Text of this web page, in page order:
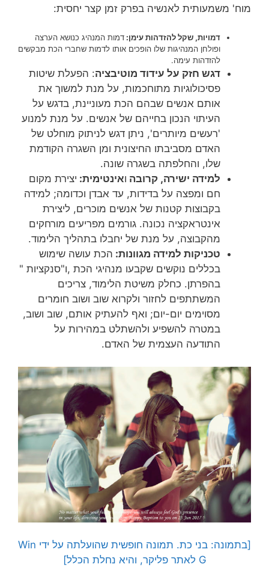
מוח' משמעותית לאנשיה בפרק זמן קצר יחסית:
דמויות, שקל להזדהות עימן: דמות המנהיג כנושא הערצה
ופולחן המנהיגות שלו הופכים אותו לדמות שחברי הכת מבקשים
להזדהות עימה.
דגש חזק על עידוד מוטיבציה: הפעלת שיטות
פסיכולוגיות מתוחכמות, על מנת למשוך את
אותם אנשים שבהם הכת מעוניינת, בדגש על
העיתוי הנכון בחייהם של אנשים. על מנת למנוע
'רעשים מיותרים', ניתן דגש לניתוק מוחלט של
האדם מסביבתו החיצונית ומן השגרה הקודמת
שלו, והחלפתה בשגרה שונה.
למידה ישירה, קרובה ואינטימית: יצירת מקום
חם ומפצה על בדידות, עד אבדן וכדומה; למידה
בקבוצות קטנות של אנשים מוכרים, ליצירת
אינטראקציה נכונה. גורמים מפריעים מורחקים
מהקבוצה, על מנת של יחבלו בתהליך הלימוד.
טכניקות למידה מגוונות: הכת עושה שימוש
בכללים נוקשים שקבעו מנהיגי הכת ,ו"סנקציות "
בהפרתן. כחלק משיטת הלימוד, צריכים
המשתתפים לחזור ולקרוא שוב ושוב חומרים
מסוימים יום-יום; ואף להעתיק אותם, שוב ושוב,
במטרה להשפיע ולהשתלט במהירות על
התודעה העצמית של האדם.
[בתמונה: בני כת. תמונה חופשית שהועלתה על ידי Win
G לאתר פליקר, והיא נחלת הכלל]